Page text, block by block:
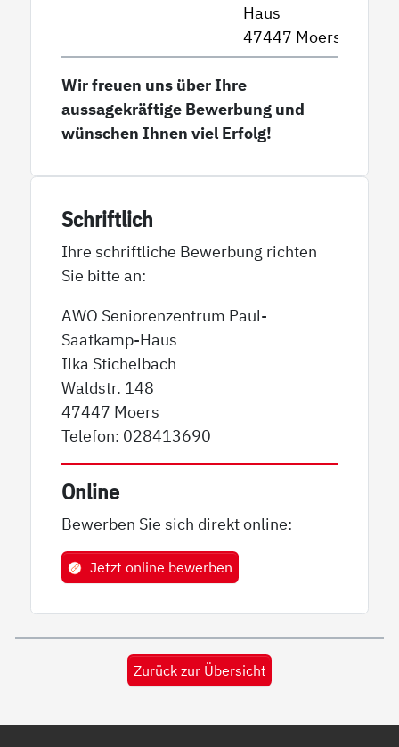
Haus
47447 Moers
Wir freuen uns über Ihre
aussagekräftige Bewerbung und
wünschen Ihnen viel Erfolg!
Schriftlich
Ihre schriftliche Bewerbung richten
Sie bitte an:
AWO Seniorenzentrum Paul-
Saatkamp-Haus
Ilka Stichelbach
Waldstr. 148
47447 Moers
Telefon: 028413690
Online
Bewerben Sie sich direkt online:
Jetzt online bewerben
Zurück zur Übersicht